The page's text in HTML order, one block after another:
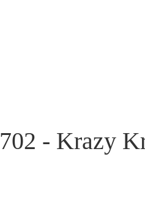
702 - Krazy